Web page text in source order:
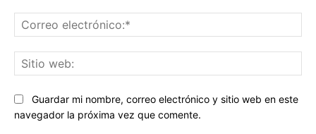
Guardar mi nombre, correo electrónico y sitio web en este
navegador la próxima vez que comente.